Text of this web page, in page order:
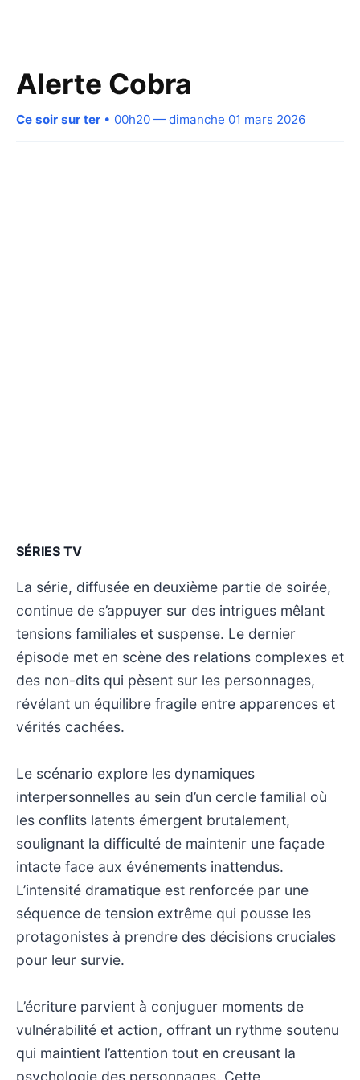
Alerte Cobra
Ce soir sur ter • 00h20 — dimanche 01 mars 2026
SÉRIES TV
La série, diffusée en deuxième partie de soirée,
continue de s’appuyer sur des intrigues mêlant
tensions familiales et suspense. Le dernier
épisode met en scène des relations complexes et
des non-dits qui pèsent sur les personnages,
révélant un équilibre fragile entre apparences et
vérités cachées.
Le scénario explore les dynamiques
interpersonnelles au sein d’un cercle familial où
les conflits latents émergent brutalement,
soulignant la difficulté de maintenir une façade
intacte face aux événements inattendus.
L’intensité dramatique est renforcée par une
séquence de tension extrême qui pousse les
protagonistes à prendre des décisions cruciales
pour leur survie.
L’écriture parvient à conjuguer moments de
vulnérabilité et action, offrant un rythme soutenu
qui maintient l’attention tout en creusant la
psychologie des personnages. Cette